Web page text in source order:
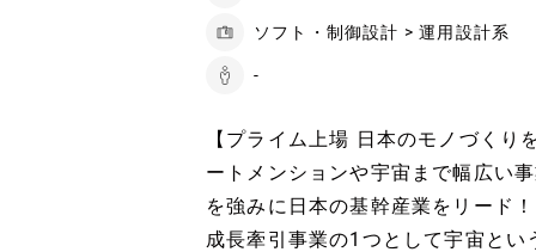
ソフト・制御設計 > 運用設計系
-
【プライム上場 日本のモノづく
ートメンションや宇宙まで幅広い
を強みに日本の基幹産業をリード！
成長牽引事業の1つとして宇宙と